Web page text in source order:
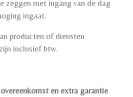
zeggen met ingang van de dag
ingaat.
producten of diensten
inclusief btw.
en extra garantie